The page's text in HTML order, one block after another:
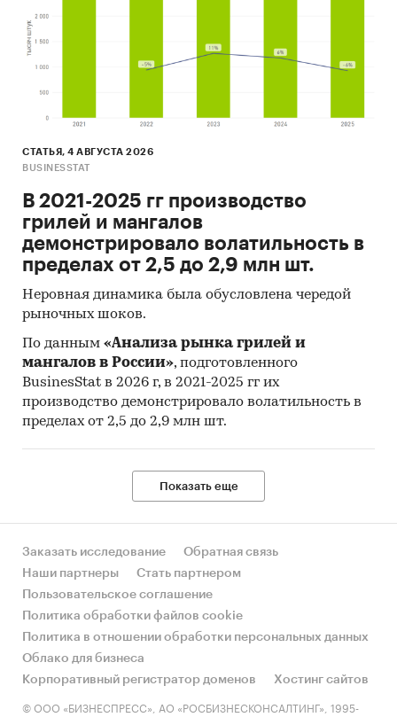
СТАТЬЯ, 4 АВГУСТА 2026
BUSINESSTAT
В 2021-2025 гг производство
грилей и мангалов
демонстрировало волатильность в
пределах от 2,5 до 2,9 млн шт.
Неровная динамика была обусловлена чередой
рыночных шоков.
По данным «Анализа рынка грилей и
мангалов в России», подготовленного
BusinesStat в 2026 г, в 2021-2025 гг их
производство демонстрировало волатильность в
пределах от 2,5 до 2,9 млн шт.
Показать еще
Заказать исследование
Обратная связь
Наши партнеры
Стать партнером
Пользовательское соглашение
Политика обработки файлов cookie
Политика в отношении обработки персональных данных
Облако для бизнеса
Корпоративный регистратор доменов
Хостинг сайтов
© ООО «БИЗНЕСПРЕСС», АО «РОСБИЗНЕСКОНСАЛТИНГ», 1995-